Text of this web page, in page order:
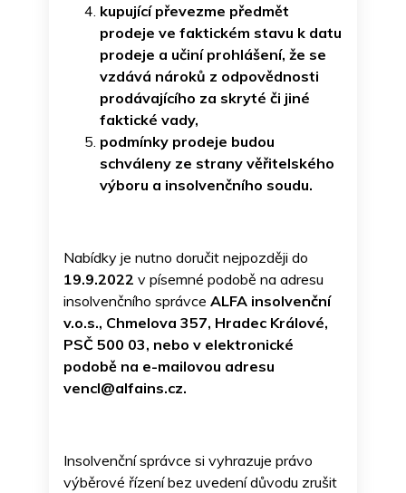
kupující převezme předmět
prodeje ve faktickém stavu k datu
prodeje a učiní prohlášení, že se
vzdává nároků z odpovědnosti
prodávajícího za skryté či jiné
faktické vady,
podmínky prodeje budou
schváleny ze strany věřitelského
výboru a insolvenčního soudu.
Nabídky je nutno doručit nejpozději do
19.9.2022 v písemné podobě na adresu
insolvenčního správce ALFA insolvenční
v.o.s., Chmelova 357, Hradec Králové,
PSČ 500 03, nebo v elektronické
podobě na e-mailovou adresu
vencl@alfains.cz.
Insolvenční správce si vyhrazuje právo
výběrové řízení bez uvedení důvodu zrušit